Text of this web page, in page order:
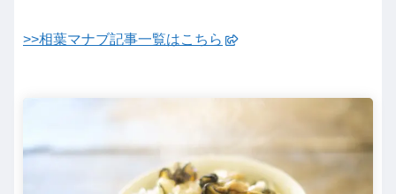
>>相葉マナブ記事一覧はこちら